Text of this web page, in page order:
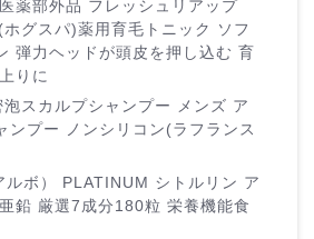
薬部外品 フレッシュリアップ
ホグスパ)薬用育毛トニック ソフ
弾力ヘッドが頭皮を押し込む 育
りに
スカルプシャンプー メンズ ア
ンプー ノンシリコン(ラフランス
ルボ） PLATINUM シトルリン ア
鉛 厳選7成分180粒 栄養機能食